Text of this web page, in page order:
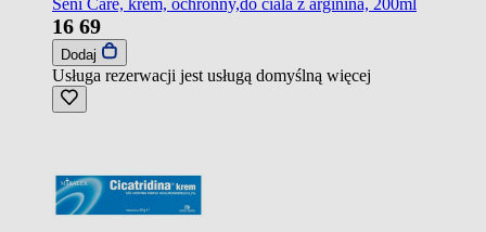
16 69
Dodaj
Usługa rezerwacji jest usługą domyślną więcej